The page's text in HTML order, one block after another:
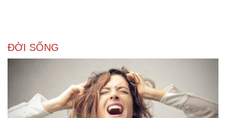
Doanh nghiệp 24h
Doanh nhân
Vì cộng đồng
Chuyển đổi số
ĐỜI SỐNG